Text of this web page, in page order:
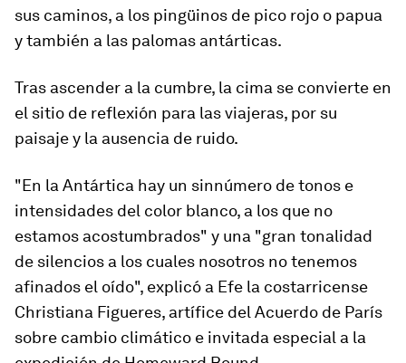
sus caminos, a los pingüinos de pico rojo o papua
y también a las palomas antárticas.
Tras ascender a la cumbre, la cima se convierte en
el sitio de reflexión para las viajeras, por su
paisaje y la ausencia de ruido.
"En la Antártica hay un sinnúmero de tonos e
intensidades del color blanco, a los que no
estamos acostumbrados" y una "gran tonalidad
de silencios a los cuales nosotros no tenemos
afinados el oído", explicó a Efe la costarricense
Christiana Figueres, artífice del Acuerdo de París
sobre cambio climático e invitada especial a la